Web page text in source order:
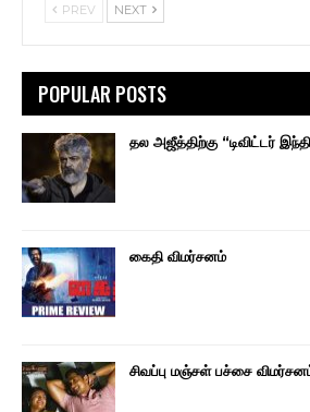
PREV NEXT
POPULAR POSTS
தல அஜீத்திற்கு “டிவிட்டர்
கைதி விமர்சனம்
சிவப்பு மஞ்சள் பச்சை